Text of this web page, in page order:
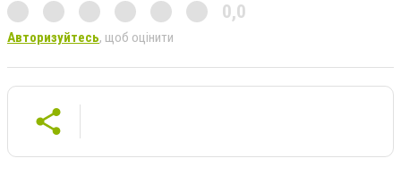
0,0
Авторизуйтесь, щоб оцінити